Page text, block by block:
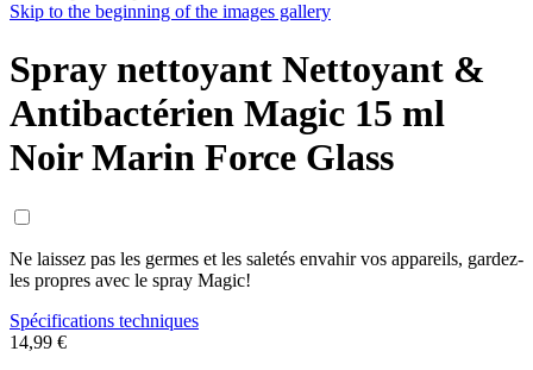
Skip to the beginning of the images gallery
Spray nettoyant Nettoyant &
Antibactérien Magic 15 ml
Noir Marin Force Glass
Ne laissez pas les germes et les saletés envahir vos appareils, gardez-
les propres avec le spray Magic!
Spécifications techniques
14,99 €